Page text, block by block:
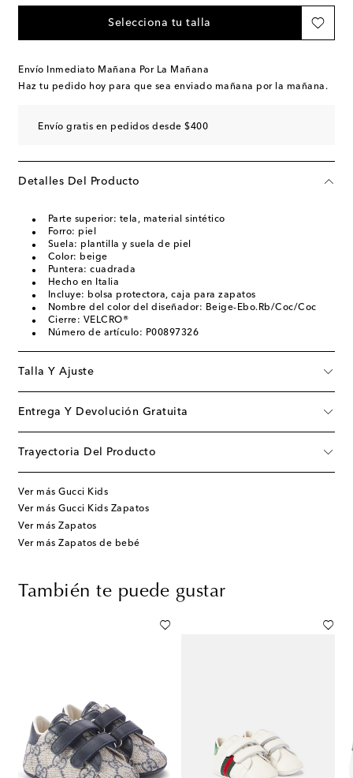
Selecciona tu talla
Envío Inmediato Mañana Por La Mañana
Haz tu pedido hoy para que sea enviado mañana por la mañana.
Envío gratis en pedidos desde $400
Detalles Del Producto
Parte superior: tela, material sintético
Forro: piel
Suela: plantilla y suela de piel
Color: beige
Puntera: cuadrada
Hecho en Italia
Incluye: bolsa protectora, caja para zapatos
Nombre del color del diseñador: Beige-Ebo.Rb/Coc/Coc
Cierre: VELCRO®
Número de artículo: P00897326
Talla Y Ajuste
Entrega Y Devolución Gratuita
Trayectoria Del Producto
Ver más Gucci Kids
Ver más Gucci Kids Zapatos
Ver más Zapatos
Ver más Zapatos de bebé
También te puede gustar